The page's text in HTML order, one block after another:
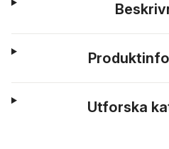
Utforska